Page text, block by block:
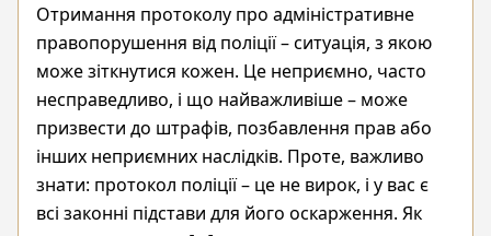
Отримання протоколу про адміністративне
правопорушення від поліції – ситуація, з якою
може зіткнутися кожен. Це неприємно, часто
несправедливо, і що найважливіше – може
призвести до штрафів, позбавлення прав або
інших неприємних наслідків. Проте, важливо
знати: протокол поліції – це не вирок, і у вас є
всі законні підстави для його оскарження. Як